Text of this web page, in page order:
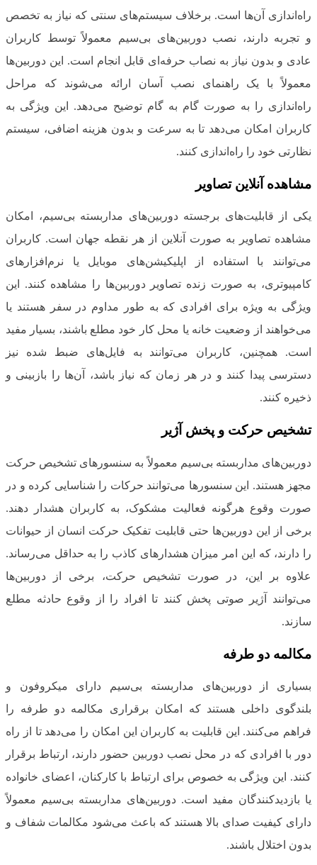
راه‌اندازی آن‌ها است. برخلاف سیستم‌های سنتی که نیاز به تخصص
و تجربه دارند، نصب دوربین‌های بی‌سیم معمولاً توسط کاربران
عادی و بدون نیاز به نصاب حرفه‌ای قابل انجام است. این دوربین‌ها
معمولاً با یک راهنمای نصب آسان ارائه می‌شوند که مراحل
راه‌اندازی را به صورت گام به گام توضیح می‌دهد. این ویژگی به
کاربران امکان می‌دهد تا به سرعت و بدون هزینه اضافی، سیستم
نظارتی خود را راه‌اندازی کنند.
مشاهده آنلاین تصاویر
یکی از قابلیت‌های برجسته دوربین‌های مداربسته بی‌سیم، امکان
مشاهده تصاویر به صورت آنلاین از هر نقطه جهان است. کاربران
می‌توانند با استفاده از اپلیکیشن‌های موبایل یا نرم‌افزارهای
کامپیوتری، به صورت زنده تصاویر دوربین‌ها را مشاهده کنند. این
ویژگی به ویژه برای افرادی که به طور مداوم در سفر هستند یا
می‌خواهند از وضعیت خانه یا محل کار خود مطلع باشند، بسیار مفید
است. همچنین، کاربران می‌توانند به فایل‌های ضبط شده نیز
دسترسی پیدا کنند و در هر زمان که نیاز باشد، آن‌ها را بازبینی و
ذخیره کنند.
تشخیص حرکت و پخش آژیر
دوربین‌های مداربسته بی‌سیم معمولاً به سنسورهای تشخیص حرکت
مجهز هستند. این سنسورها می‌توانند حرکات را شناسایی کرده و در
صورت وقوع هرگونه فعالیت مشکوک، به کاربران هشدار دهند.
برخی از این دوربین‌ها حتی قابلیت تفکیک حرکت انسان از حیوانات
را دارند، که این امر میزان هشدارهای کاذب را به حداقل می‌رساند.
علاوه بر این، در صورت تشخیص حرکت، برخی از دوربین‌ها
می‌توانند آژیر صوتی پخش کنند تا افراد را از وقوع حادثه مطلع
سازند.
مکالمه دو طرفه
بسیاری از دوربین‌های مداربسته بی‌سیم دارای میکروفون و
بلندگوی داخلی هستند که امکان برقراری مکالمه دو طرفه را
فراهم می‌کنند. این قابلیت به کاربران این امکان را می‌دهد تا از راه
دور با افرادی که در محل نصب دوربین حضور دارند، ارتباط برقرار
کنند. این ویژگی به خصوص برای ارتباط با کارکنان، اعضای خانواده
یا بازدیدکنندگان مفید است. دوربین‌های مداربسته بی‌سیم معمولاً
دارای کیفیت صدای بالا هستند که باعث می‌شود مکالمات شفاف و
بدون اختلال باشند.